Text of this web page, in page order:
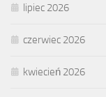
lipiec 2026
czerwiec 2026
kwiecień 2026